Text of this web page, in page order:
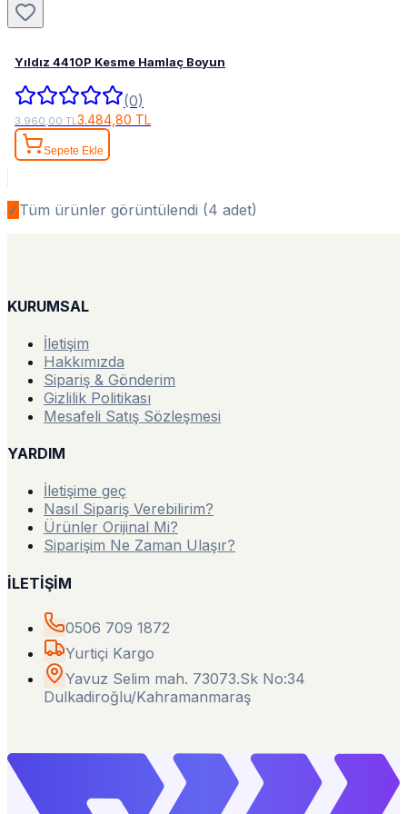
Yıldız 4410P Kesme Hamlaç Boyun
(0)
3.960,00 TL3.484,80 TL
Sepete Ekle
✓Tüm ürünler görüntülendi (4 adet)
KURUMSAL
İletişim
Hakkımızda
Sipariş & Gönderim
Gizlilik Politikası
Mesafeli Satış Sözleşmesi
YARDIM
İletişime geç
Nasıl Sipariş Verebilirim?
Ürünler Orijinal Mi?
Siparişim Ne Zaman Ulaşır?
İLETİŞİM
0506 709 1872
Yurtiçi Kargo
Yavuz Selim mah. 73073.Sk No:34
Dulkadiroğlu/Kahramanmaraş